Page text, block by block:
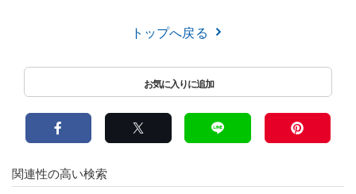
トップへ戻る